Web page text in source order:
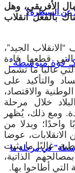
في مرحلة ما
الأفريقي، وهل
بالفعل انقلاب
الجيد”،
قطعها قادة
غالبا ما تشمل
والتأكيد على
والاقتصاد،
خلال مرحلة
ومع ذلك، يُظهر
واحدًا؛ وبدلا من
الانقلابات، عوضا
غالبًا ما يثبت
الذاتية،
أطاحوا بها.